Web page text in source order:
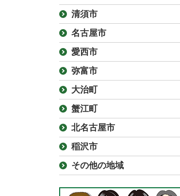
清須市
名古屋市
愛西市
弥富市
大治町
蟹江町
北名古屋市
稲沢市
その他の地域